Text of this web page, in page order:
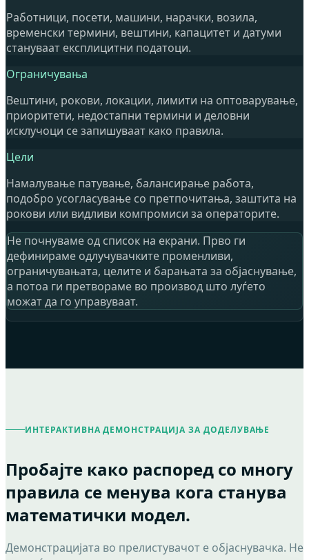
Работници, посети, машини, нарачки, возила,
временски термини, вештини, капацитет и датуми
стануваат експлицитни податоци.
Ограничувања
Вештини, рокови, локации, лимити на оптоварување,
приоритети, недостапни термини и деловни
исклучоци се запишуваат како правила.
Цели
Намалување патување, балансирање работа,
подобро усогласување со претпочитања, заштита на
рокови или видливи компромиси за операторите.
Не почнуваме од список на екрани. Прво ги
дефинираме одлучувачките променливи,
ограничувањата, целите и барањата за објаснување,
а потоа ги претвораме во производ што луѓето
можат да го управуваат.
ИНТЕРАКТИВНА ДЕМОНСТРАЦИЈА ЗА ДОДЕЛУВАЊЕ
Пробајте како распоред со многу
правила се менува кога станува
математички модел.
Демонстрацијата во прелистувачот е објаснувачка. Не